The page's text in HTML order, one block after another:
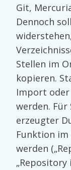
Git,
Dennoch
Stellen im
kopieren.
Import oder
werden. Für
erzeugter
Funktion im
werden